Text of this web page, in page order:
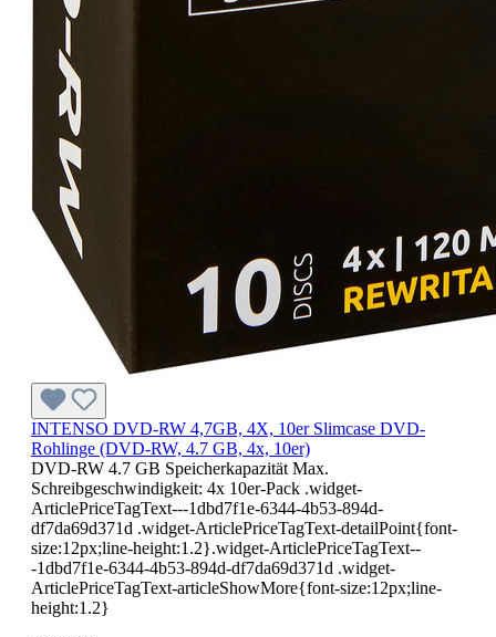
INTENSO DVD-RW 4,7GB, 4X, 10er Slimcase DVD-
Rohlinge (DVD-RW, 4.7 GB, 4x, 10er)
DVD-RW 4.7 GB Speicherkapazität Max.
Schreibgeschwindigkeit: 4x 10er-Pack .widget-
ArticlePriceTagText---1dbd7f1e-6344-4b53-894d-
df7da69d371d .widget-ArticlePriceTagText-detailPoint{font-
size:12px;line-height:1.2}.widget-ArticlePriceTagText--
-1dbd7f1e-6344-4b53-894d-df7da69d371d .widget-
ArticlePriceTagText-articleShowMore{font-size:12px;line-
height:1.2}